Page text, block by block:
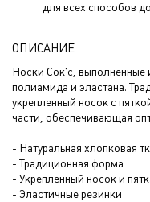
для всех способов
ОПИСАНИЕ
Носки Сок'с, выполненные
полиамида и эластана.
укрепленный носок с
части, обеспечивающая
- Натуральная хлопковая
- Традиционная форма
- Укрепленный носок и
- Эластичные резинки